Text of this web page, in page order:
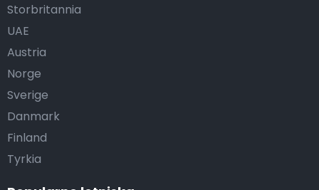
Storbritannia
UAE
Austria
Norge
Sverige
Danmark
Finland
Tyrkia